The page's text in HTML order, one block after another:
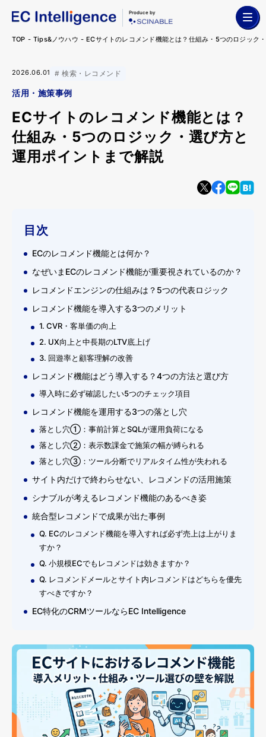
Produce by
TOP Tips&ノウハウ ECサイトのレコメンド機能とは？仕組み・5つのロジック
2026.06.01 検索・レコメンド
活用・施策事例
ECサイトのレコメンド機能とは？
仕組み・5つのロジック・選び方と
運用ポイントまで解説
目次
ECのレコメンド機能とは何か？
なぜいまECのレコメンド機能が重要視されているのか？
レコメンドエンジンの仕組みは？5つの代表ロジック
レコメンド機能を導入する3つのメリット
1. CVR・客単価の向上
2. UX向上と中長期のLTV底上げ
3. 回遊率と顧客理解の改善
レコメンド機能はどう導入する？4つの方法と選び方
導入時に必ず確認したい5つのチェック項目
レコメンド機能を運用する3つの落とし穴
落とし穴①：事前計算とSQLが運用負荷になる
落とし穴②：表示数課金で施策の幅が縛られる
落とし穴③：ツール分断でリアルタイム性が失われる
サイト内だけで終わらせない、レコメンドの活用施策
シナブルが考えるレコメンド機能のあるべき姿
統合型レコメンドで成果が出た事例
Q. ECのレコメンド機能を導入すれば必ず売上は上がりま
すか？
Q. 小規模ECでもレコメンドは効きますか？
Q. レコメンドメールとサイト内レコメンドはどちらを優先
すべきですか？
EC特化のCRMツールならEC Intelligence